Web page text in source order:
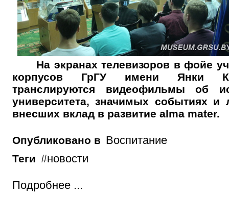
На экранах телевизоров в фойе
корпусов ГрГУ имени Янки
транслируются видеофильмы об
университета, значимых событиях и
внесших вклад в развитие alma mater.
Опубликовано в Воспитание
Теги новости
Подробнее ...